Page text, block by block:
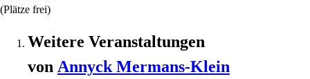
(Plätze frei)
Weitere Veranstaltungen
von Annyck Mermans-Klein